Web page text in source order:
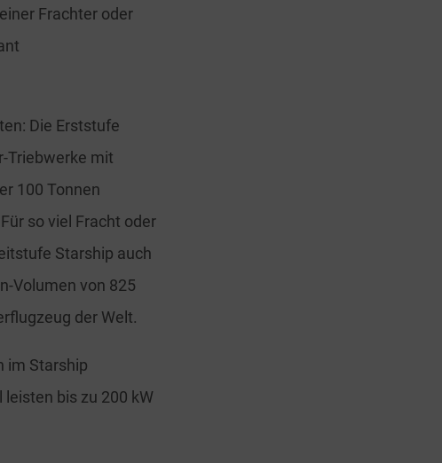
Frachter oder
Die Erststufe
Triebwerke mit
100 Tonnen
so viel Fracht oder
Starship auch
Volumen von 825
der Welt.
im Starship
bis zu 200 kW